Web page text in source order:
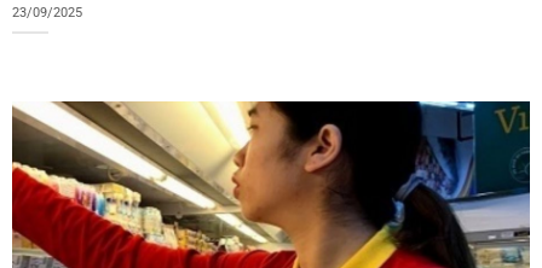
23/09/2025